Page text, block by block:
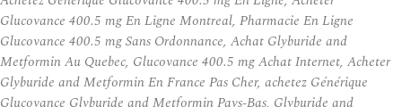
Glucovance 400.5 mg En Ligne Montreal, Pharmacie En Ligne
Glucovance 400.5 mg Sans Ordonnance, Achat Glyburide and
Metformin Au Quebec, Glucovance 400.5 mg Achat Internet, Acheter
Glyburide and Metformin En France Pas Cher, achetez Générique